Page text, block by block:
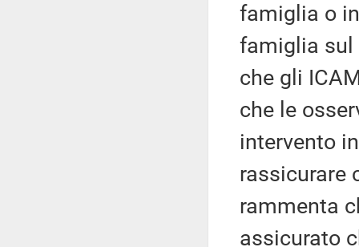
famiglia o
famiglia sul
che gli
che le
intervento
rassicurare
rammenta
assicurato